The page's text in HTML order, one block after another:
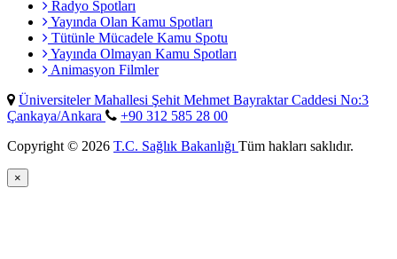
Radyo Spotları
Yayında Olan Kamu Spotları
Tütünle Mücadele Kamu Spotu
Yayında Olmayan Kamu Spotları
Animasyon Filmler
Üniversiteler Mahallesi Şehit Mehmet Bayraktar Caddesi No:3
Çankaya/Ankara
+90 312 585 28 00
Copyright © 2026 T.C. Sağlık Bakanlığı Tüm hakları saklıdır.
×